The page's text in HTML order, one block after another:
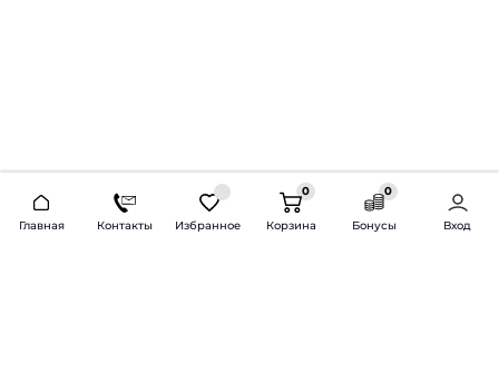
Главная Контакты Избранное
0
Корзина
0
Бонусы Вход
2026 © Продажа и установка автозвука.
Доставка по всей России и СНГ